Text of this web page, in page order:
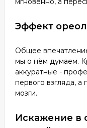
Эффект
Общее
мы о нём думаем.
аккуратные -
первого взгляда,
мозги.
Искажение в